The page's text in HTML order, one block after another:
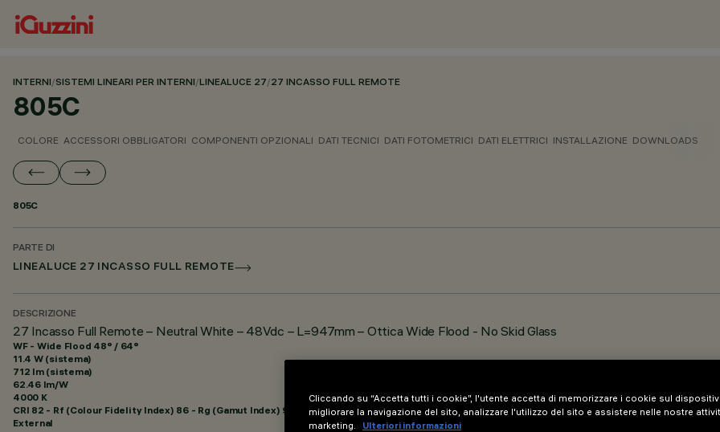
INTERNI/SISTEMI LINEARI PER INTERNI/LINEALUCE 27/27 INCASSO FULL REMOTE
805C
COLORE ACCESSORI OBBLIGATORI COMPONENTI OPZIONALI DATI TECNICI DATI FOTOMETRICI DATI ELETTRICI INSTALLAZIONE DOWNLOADS
805C
PARTE DI
LINEALUCE 27 INCASSO FULL REMOTE
DESCRIZIONE
27 Incasso Full Remote – Neutral White – 48Vdc – L=947mm – Ottica Wide Flood - No Skid Glass
WF - Wide Flood 48° / 64°
11.4 W (sistema)
712 lm (sistema)
62.46 lm/W
4000 K
CRI 82 - Rf (Colour Fidelity Index) 86 - Rg (Gamut Index) 95
External
Cliccando su “Accetta tutti i cookie”, l'utente accetta di memorizzare i cookie sul
migliorare la navigazione del sito, analizzare l'utilizzo del sito e assistere nelle nostre
marketing.
Ulteriori informazioni